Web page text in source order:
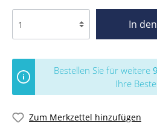
In
Bestellen Sie für weitere
Ihre
Zum Merkzettel hinzufügen